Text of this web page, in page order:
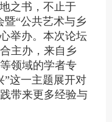
之书，不止于
暨“公共艺术与乡
举办。本次论坛
主办，来自乡
领域的学者专
”这一主题展开对
带来更多经验与